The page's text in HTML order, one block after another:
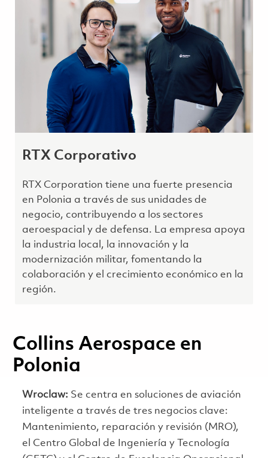
RTX Corporativo
RTX Corporation tiene una fuerte presencia
en Polonia a través de sus unidades de
negocio, contribuyendo a los sectores
aeroespacial y de defensa. La empresa apoya
la industria local, la innovación y la
modernización militar, fomentando la
colaboración y el crecimiento económico en la
región.
Collins Aerospace en
Polonia
Wroclaw: Se centra en soluciones de aviación
inteligente a través de tres negocios clave:
Mantenimiento, reparación y revisión (MRO),
el Centro Global de Ingeniería y Tecnología